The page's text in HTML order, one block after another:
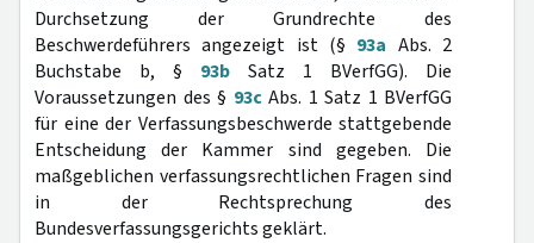
Durchsetzung der Grundrechte des
Beschwerdeführers angezeigt ist (§ 93a Abs. 2
Buchstabe b, § 93b Satz 1 BVerfGG). Die
Voraussetzungen des § 93cAbs. 1 Satz 1 BVerfGG
für eine der Verfassungsbeschwerde stattgebende
Entscheidung der Kammer sind gegeben. Die
maßgeblichen verfassungsrechtlichen Fragen sind
in der Rechtsprechung des
Bundesverfassungsgerichts geklärt.